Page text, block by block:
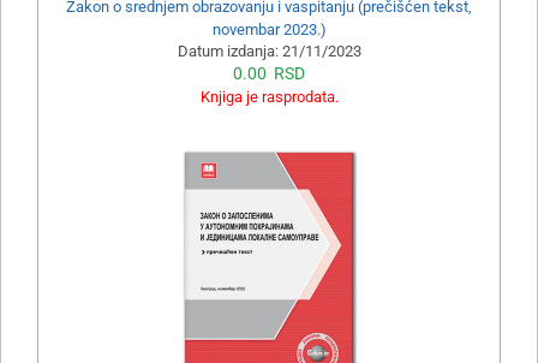
Zakon o srednjem obrazovanju i vaspitanju (prečišćen tekst,
novembar 2023.)
Datum izdanja: 21/11/2023
0.00 RSD
Knjiga je rasprodata.